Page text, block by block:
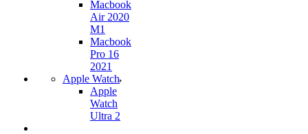
Macbook
Air 2020
M1
Macbook
Pro 16
2021
Apple Watch
Apple
Watch
Ultra 2